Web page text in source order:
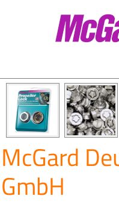
McGard
GmbH